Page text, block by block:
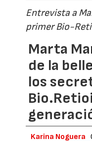
Entrevista a
primer Bio-
Marta
de la
los
Karina Noguera